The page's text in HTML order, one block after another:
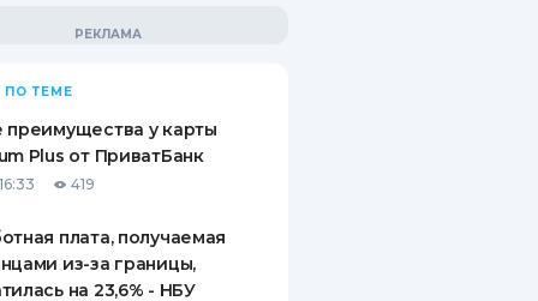
ВИНЬЕТКА
СОТРУДНИКОВ
ОТ
СЛУЧАЕВ
ВОПРОСЫ И ОТВЕТЫ
ПУТЕВОДИТЕЛИ ПО
ПО ТЕМЕ
преимущества у карты
Plus от ПриватБанк
419
плата, получаемая
из-за границы,
на 23,6% - НБУ